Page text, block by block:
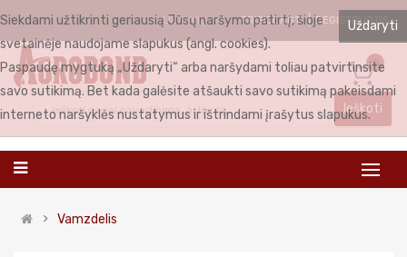
LIETUVIŲ PRISIJUNGTI REGISTRUOTIS
0
Ieškoti
Vamzdelis
Uždaryti
Siekdami užtikrinti geriausią Jūsų naršymo patirtį, šioje
svetainėje naudojame slapukus (angl. cookies).
Paspaudę mygtuką „Uždaryti“ arba naršydami toliau patvirtinsite
savo sutikimą. Bet kada galėsite atšaukti savo sutikimą pakeisdami
interneto naršyklės nustatymus ir ištrindami įrašytus slapukus.